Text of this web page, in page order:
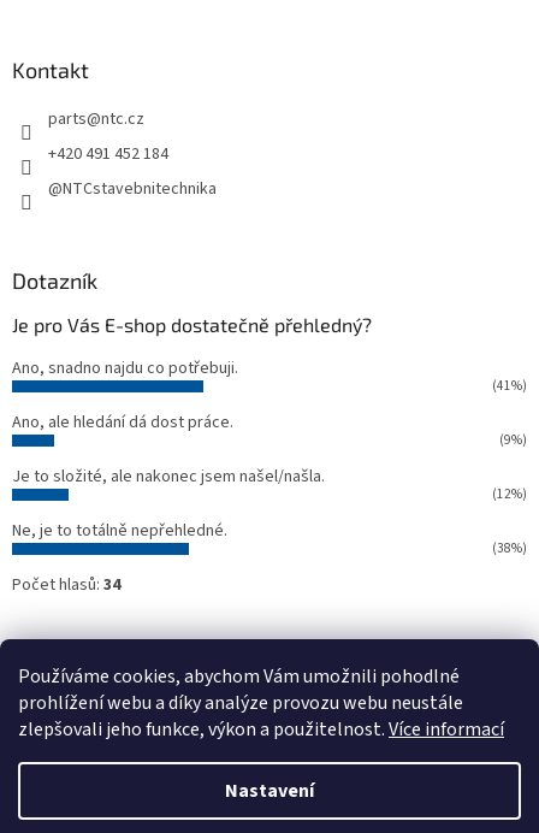
Používáme cookies, abychom Vám umožnili pohodlné
prohlížení webu a díky analýze provozu webu neustále
zlepšovali jeho funkce, výkon a použitelnost.Více informací
Nastavení
Kontakt
parts@ntc.cz
+420 491 452 184
@NTCstavebnitechnika
Dotazník
Je pro Vás E-shop dostatečně přehledný?
Ano, snadno najdu co potřebuji.
(41%)
Ano, ale hledání dá dost práce.
(9%)
Je to složité, ale nakonec jsem našel/našla.
(12%)
Ne, je to totálně nepřehledné.
(38%)
Počet hlasů: 34